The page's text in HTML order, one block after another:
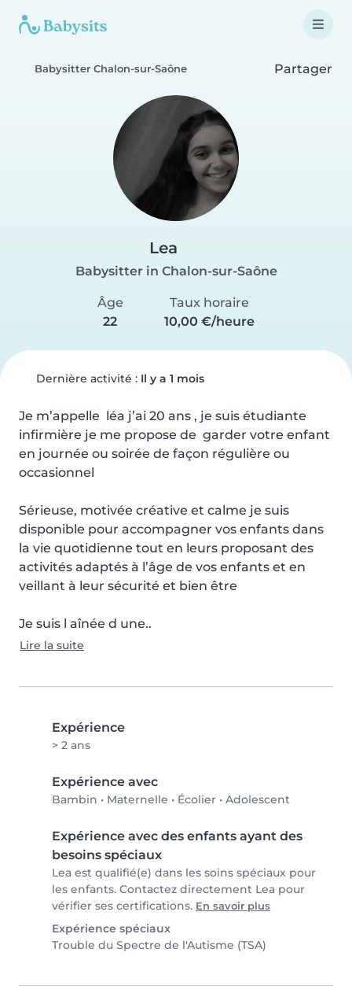
Babysitter Chalon-sur-Saône Partager
Lea
Babysitter in Chalon-sur-Saône
Âge
22
Taux horaire
10,00 €/heure
Dernière activité : Il y a 1 mois
Je m’appelle  léa j’ai 20 ans , je suis étudiante
infirmière je me propose de  garder votre enfant
en journée ou soirée de façon régulière ou
occasionnel
Sérieuse, motivée créative et calme je suis
disponible pour accompagner vos enfants dans
la vie quotidienne tout en leurs proposant des
activités adaptés à l’âge de vos enfants et en
veillant à leur sécurité et bien être
Je suis l aînée d une..
Lire la suite
Expérience
> 2 ans
Expérience avec
Bambin • Maternelle • Écolier • Adolescent
Expérience avec des enfants ayant des
besoins spéciaux
Lea est qualifié(e) dans les soins spéciaux pour
les enfants. Contactez directement Lea pour
vérifier ses certifications. En savoir plus
Expérience spéciaux
Trouble du Spectre de l'Autisme (TSA)